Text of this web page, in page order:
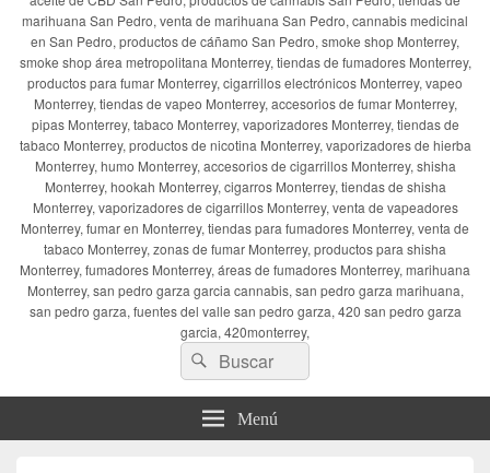
marihuana San Pedro, venta de marihuana San Pedro, cannabis medicinal
en San Pedro, productos de cáñamo San Pedro, smoke shop Monterrey,
smoke shop área metropolitana Monterrey, tiendas de fumadores Monterrey,
productos para fumar Monterrey, cigarrillos electrónicos Monterrey, vapeo
Monterrey, tiendas de vapeo Monterrey, accesorios de fumar Monterrey,
pipas Monterrey, tabaco Monterrey, vaporizadores Monterrey, tiendas de
tabaco Monterrey, productos de nicotina Monterrey, vaporizadores de hierba
Monterrey, humo Monterrey, accesorios de cigarrillos Monterrey, shisha
Monterrey, hookah Monterrey, cigarros Monterrey, tiendas de shisha
Monterrey, vaporizadores de cigarrillos Monterrey, venta de vapeadores
Monterrey, fumar en Monterrey, tiendas para fumadores Monterrey, venta de
tabaco Monterrey, zonas de fumar Monterrey, productos para shisha
Monterrey, fumadores Monterrey, áreas de fumadores Monterrey, marihuana
Monterrey, san pedro garza garcia cannabis, san pedro garza marihuana,
san pedro garza, fuentes del valle san pedro garza, 420 san pedro garza
garcia, 420monterrey,
Buscar
por:
Buscar
Menú